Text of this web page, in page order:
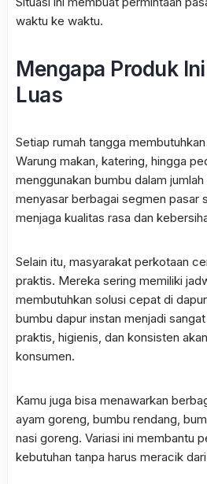
waktu ke waktu.
Mengapa Produk
Luas
Setiap rumah tangga
Warung makan, katering, hingga
menggunakan bumbu dalam
menyasar berbagai segmen pasar
menjaga kualitas rasa dan
Selain itu, masyarakat perkotaan
praktis. Mereka sering memiliki
membutuhkan solusi cepat di
bumbu dapur instan menjadi
praktis, higienis, dan konsisten
konsumen.
Kamu juga bisa menawarkan
ayam goreng, bumbu rendang,
nasi goreng. Variasi ini membantu
kebutuhan tanpa harus meracik